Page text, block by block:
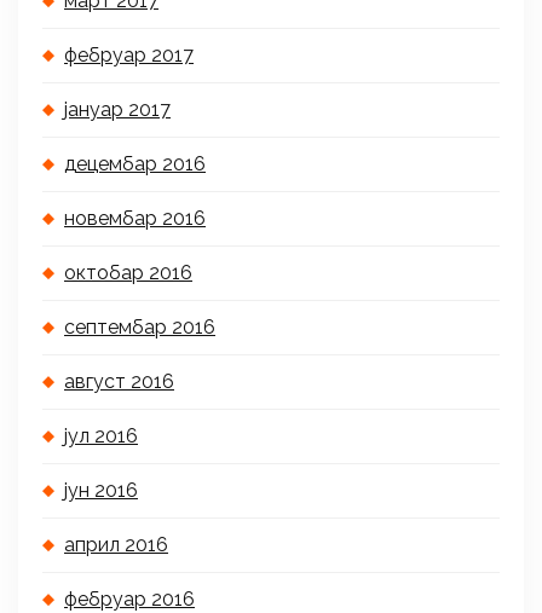
фебруар 2017
јануар 2017
децембар 2016
новембар 2016
октобар 2016
септембар 2016
август 2016
јул 2016
јун 2016
април 2016
фебруар 2016